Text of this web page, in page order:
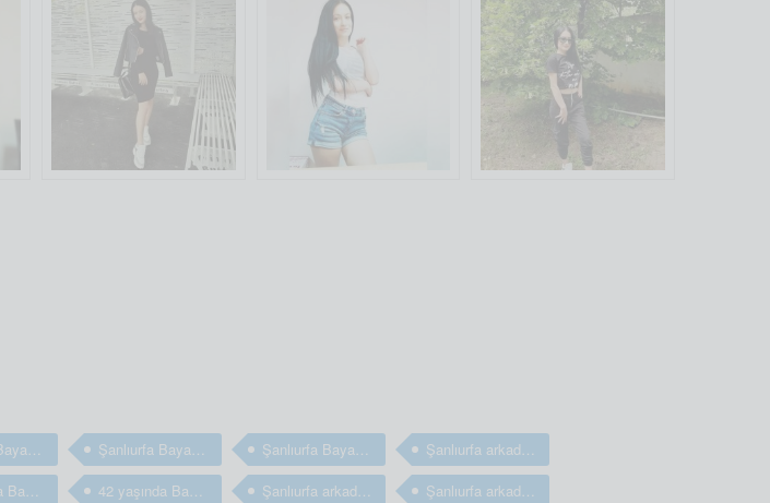
Şanlıurfa Bayan arkadaş Şanlıurfa Bayan arkadaş arıyorum Şanlıurfa Bayan arkadaş arıyorum Şanlıurfa arkadaş arıyorum
42 yaşında Bayan arkadaş 42 yaşında Bayan arkadaş Şanlıurfa arkadaşlık sitesi Şanlıurfa arkadaşlık sitesi